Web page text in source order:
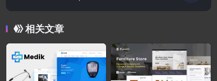
相关文章